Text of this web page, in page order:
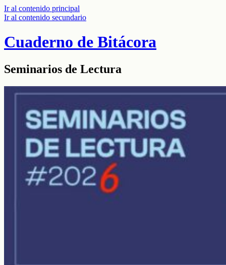
Ir al contenido principal
Ir al contenido secundario
Cuaderno de Bitácora
Seminarios de Lectura